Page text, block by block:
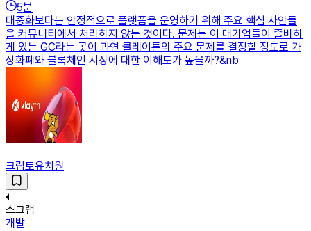
5분
대중화보다는 안정적으로 플랫폼을 운영하기 위해 주요 핵심 사안들
을 커뮤니티에서 처리하지 않는 것이다. 문제는 이 대기업들이 즐비하
게 있는 GC라는 곳이 과연 클레이튼의 주요 문제를 결정할 정도로 가
상화폐와 블록체인 시장에 대한 이해도가 높을까?&nb
크립토유치원
스크랩
개발